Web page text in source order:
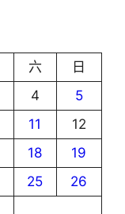
六
日
4
5
11
12
18
19
25
26